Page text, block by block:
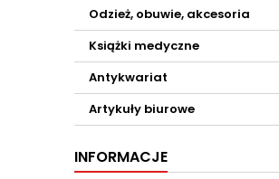
Odzież, obuwie, akcesoria
Książki medyczne
Antykwariat
Artykuły biurowe
INFORMACJE